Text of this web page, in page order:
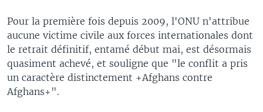
Pour la première fois depuis 2009, l'ONU n'attribue
aucune victime civile aux forces internationales dont
le retrait définitif, entamé début mai, est désormais
quasiment achevé, et souligne que "le conflit a pris
un caractère distinctement +Afghans contre
Afghans+".